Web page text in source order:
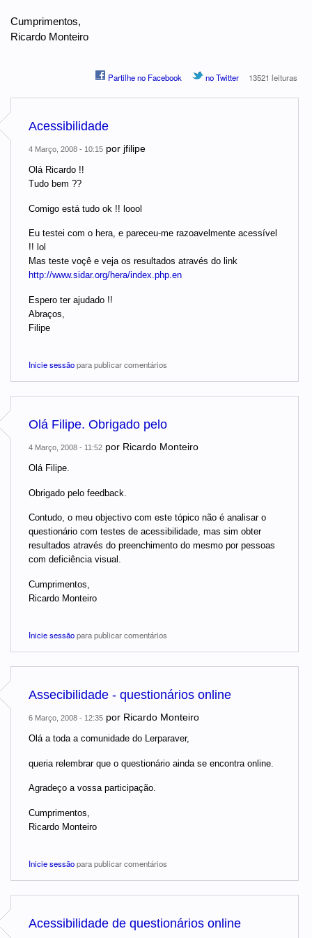
Cumprimentos,
Ricardo Monteiro
Partilhe no Facebook no Twitter 13521 leituras
Acessibilidade
4 Março, 2008 - 10:15 por jfilipe
Olá Ricardo !!
Tudo bem ??
Comigo está tudo ok !! loool
Eu testei com o hera, e pareceu-me razoavelmente acessível
!! lol
Mas teste voçê e veja os resultados através do link
http://www.sidar.org/hera/index.php.en
Espero ter ajudado !!
Abraços,
Filipe
Inicie sessãopara publicar comentários
Olá Filipe. Obrigado pelo
4 Março, 2008 - 11:52 por Ricardo Monteiro
Olá Filipe.
Obrigado pelo feedback.
Contudo, o meu objectivo com este tópico não é analisar o
questionário com testes de acessibilidade, mas sim obter
resultados através do preenchimento do mesmo por pessoas
com deficiência visual.
Cumprimentos,
Ricardo Monteiro
Inicie sessãopara publicar comentários
Assecibilidade - questionários online
6 Março, 2008 - 12:35 por Ricardo Monteiro
Olá a toda a comunidade do Lerparaver,
queria relembrar que o questionário ainda se encontra online.
Agradeço a vossa participação.
Cumprimentos,
Ricardo Monteiro
Inicie sessãopara publicar comentários
Acessibilidade de questionários online